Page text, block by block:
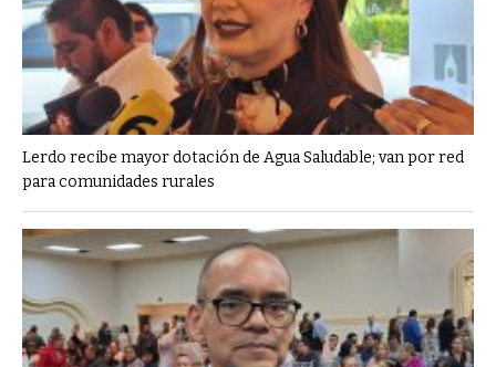
Lerdo recibe mayor dotación de Agua Saludable; van por red
para comunidades rurales